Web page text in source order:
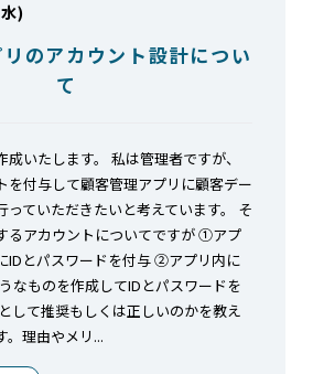
)
のアカウント設計につい
て
いたします。 私は管理者ですが、
を付与して顧客管理アプリに顧客デー
っていただきたいと考えています。 そ
るアカウントについてですが ①アプ
IDとパスワードを付与 ②アプリ内に
なものを作成してIDとパスワードを
して推奨もしくは正しいのかを教え
。理由やメリ...